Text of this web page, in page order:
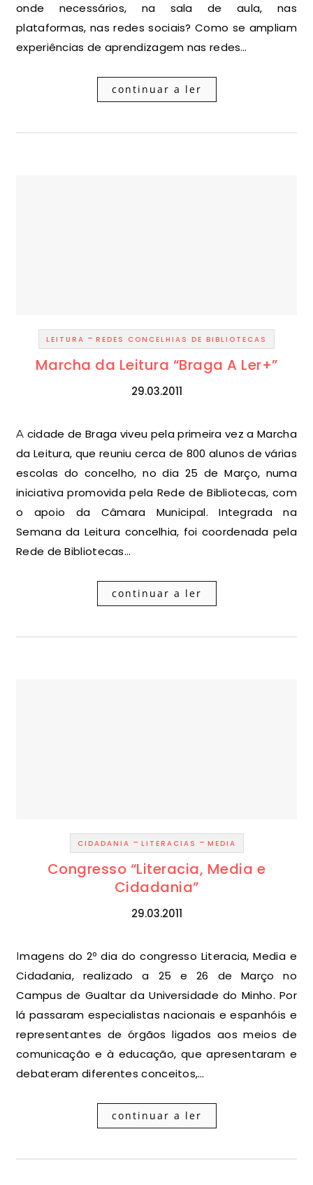
onde necessários, na sala de aula, nas
plataformas, nas redes sociais? Como se ampliam
experiências de aprendizagem nas redes…
continuar a ler
LEITURA - REDES CONCELHIAS DE BIBLIOTECAS
Marcha da Leitura “Braga A Ler+”
29.03.2011
A cidade de Braga viveu pela primeira vez a Marcha
da Leitura, que reuniu cerca de 800 alunos de várias
escolas do concelho, no dia 25 de Março, numa
iniciativa promovida pela Rede de Bibliotecas, com
o apoio da Câmara Municipal. Integrada na
Semana da Leitura concelhia, foi coordenada pela
Rede de Bibliotecas…
continuar a ler
CIDADANIA - LITERACIAS - MEDIA
Congresso “Literacia, Media e
Cidadania”
29.03.2011
Imagens do 2º dia do congresso Literacia, Media e
Cidadania, realizado a 25 e 26 de Março no
Campus de Gualtar da Universidade do Minho. Por
lá passaram especialistas nacionais e espanhóis e
representantes de órgãos ligados aos meios de
comunicação e à educação, que apresentaram e
debateram diferentes conceitos,…
continuar a ler